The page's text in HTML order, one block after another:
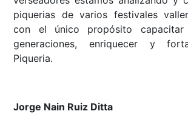
piquerias de varios festivales
con el único propósito
generaciones, enriquecer y
Piqueria.
Jorge Nain Ruiz Ditta